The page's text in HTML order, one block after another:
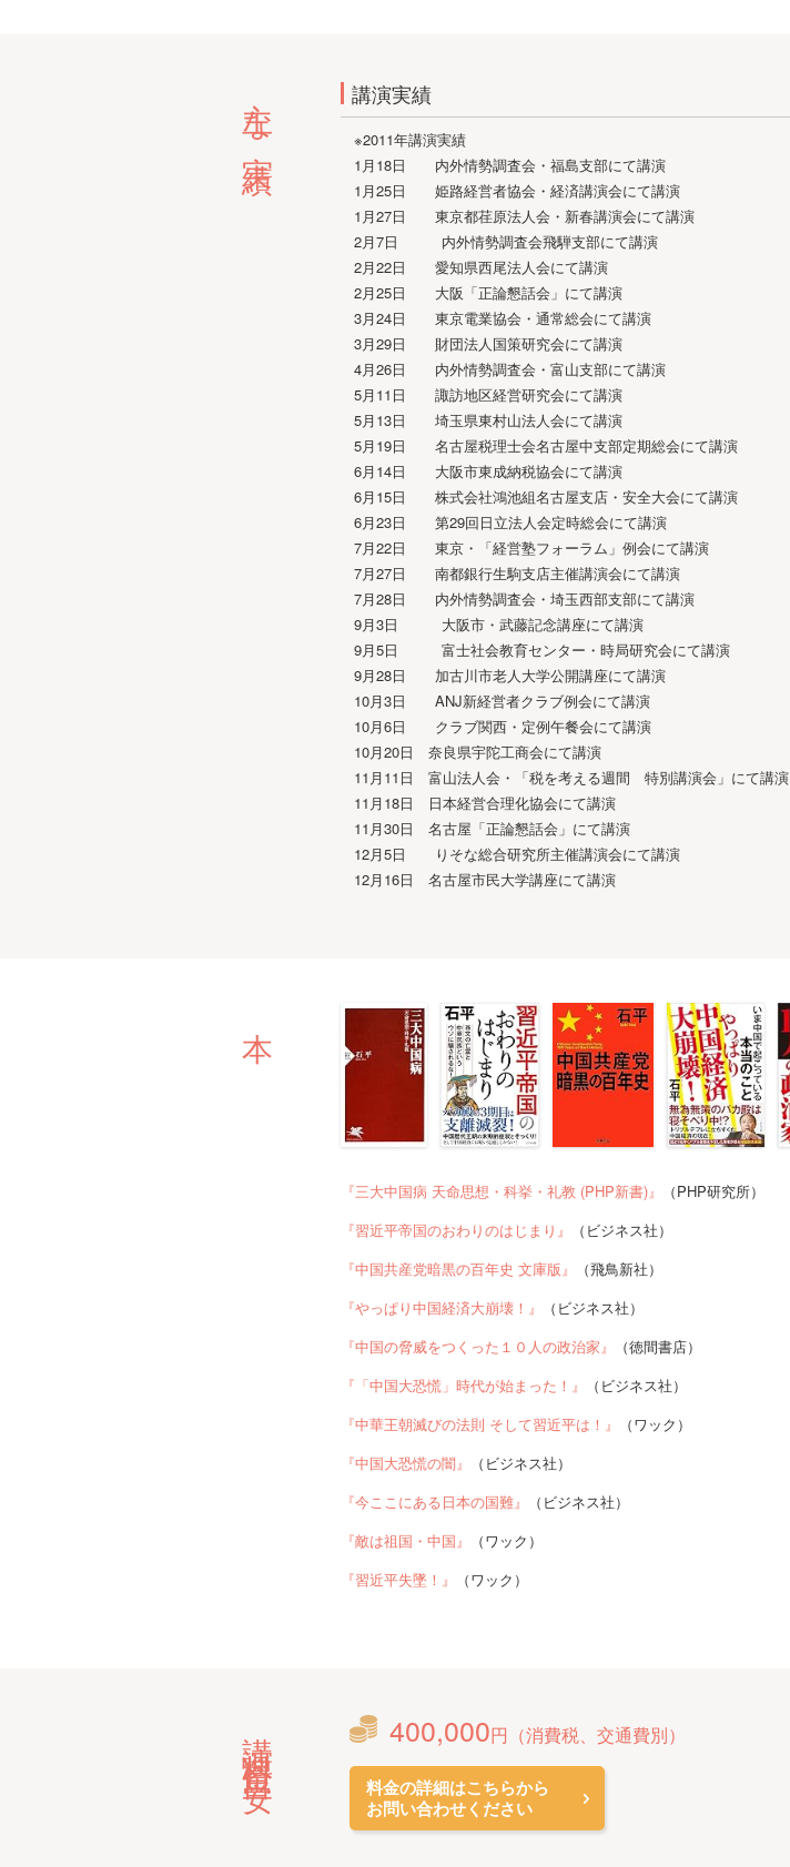
主な実績 講演実績
※2011年講演実績
1月18日 内外情勢調査会・福島支部にて講演
1月25日 姫路経営者協会・経済講演会にて講演
1月27日 東京都荏原法人会・新春講演会にて講演
2月7日 内外情勢調査会飛騨支部にて講演
2月22日 愛知県西尾法人会にて講演
2月25日 大阪「正論懇話会」にて講演
3月24日 東京電業協会・通常総会にて講演
3月29日 財団法人国策研究会にて講演
4月26日 内外情勢調査会・富山支部にて講演
5月11日 諏訪地区経営研究会にて講演
5月13日 埼玉県東村山法人会にて講演
5月19日 名古屋税理士会名古屋中支部定期総会にて講演
6月14日 大阪市東成納税協会にて講演
6月15日 株式会社鴻池組名古屋支店・安全大会にて講演
6月23日 第29回日立法人会定時総会にて講演
7月22日 東京・「経営塾フォーラム」例会にて講演
7月27日 南都銀行生駒支店主催講演会にて講演
7月28日 内外情勢調査会・埼玉西部支部にて講演
9月3日 大阪市・武藤記念講座にて講演
9月5日 富士社会教育センター・時局研究会にて講演
9月28日 加古川市老人大学公開講座にて講演
10月3日 ANJ新経営者クラブ例会にて講演
10月6日 クラブ関西・定例午餐会にて講演
10月20日 奈良県宇陀工商会にて講演
11月11日 富山法人会・「税を考える週間 特別講演会」にて講演
11月18日 日本経営合理化協会にて講演
11月30日 名古屋「正論懇話会」にて講演
12月5日 りそな総合研究所主催講演会にて講演
12月16日 名古屋市民大学講座にて講演
『三大中国病 天命思想・科挙・礼教 (PHP新書)』
（PHP研究所）
『習近平帝国のおわりのはじまり』
（ビジネス社）
『中国共産党暗黒の百年史 文庫版』
（飛鳥新社）
『やっぱり中国経済大崩壊！』
（ビジネス社）
『中国の脅威をつくった１０人の政治家』
（徳間書店）
『「中国大恐慌」時代が始まった！』
（ビジネス社）
『中華王朝滅びの法則 そして習近平は！』
（ワック）
『中国大恐慌の闇』
（ビジネス社）
『今ここにある日本の国難』
（ビジネス社）
『敵は祖国・中国』
（ワック）
『習近平失墜！』
（ワック）
講演料金目安 400,000円（消費税、交通費別）
料金の詳細はこちらから
お問い合わせください